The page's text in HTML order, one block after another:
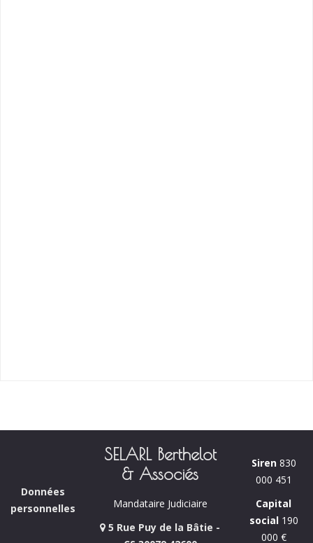
Données
personnelles
SELARL Berthelot
& Associés
Mandataire Judiciaire
5 Rue Puy de la Bâtie -
Siren830
000 451
Capital
social190
000 €